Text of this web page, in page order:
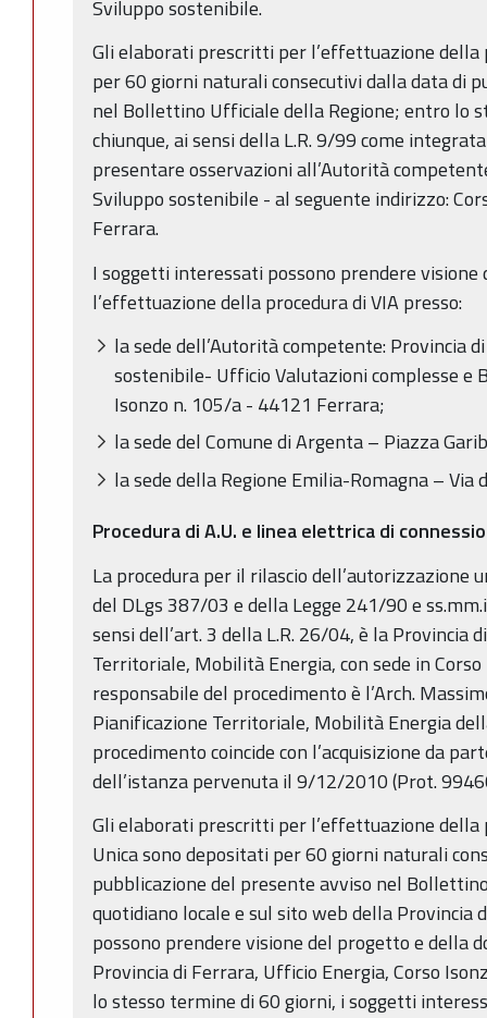
Sviluppo sostenibile.
Gli elaborati prescritti per l’effettuazione della
per 60 giorni naturali consecutivi dalla data di
nel Bollettino Ufficiale della Regione; entro lo
chiunque, ai sensi della L.R. 9/99 come
presentare osservazioni all’Autorità
Sviluppo sostenibile - al seguente indirizzo:
Ferrara.
I soggetti interessati possono prendere
l’effettuazione della procedura di VIA presso:
la sede dell’Autorità competente: Provincia
sostenibile- Ufficio Valutazioni complesse e
Isonzo n. 105/a - 44121 Ferrara;
la sede del Comune di Argenta – Piazza
la sede della Regione Emilia-Romagna –
Procedura di A.U. e linea elettrica di
La procedura per il rilascio dell’autorizzazione
del DLgs 387/03 e della Legge 241/90 e
sensi dell’art. 3 della L.R. 26/04, è la Provincia
Territoriale, Mobilità Energia, con sede in
responsabile del procedimento è l’Arch.
Pianificazione Territoriale, Mobilità Energia
procedimento coincide con l’acquisizione da
dell’istanza pervenuta il 9/12/2010 (Prot.
Gli elaborati prescritti per l’effettuazione della
Unica sono depositati per 60 giorni naturali
pubblicazione del presente avviso nel
quotidiano locale e sul sito web della Provincia
possono prendere visione del progetto e della
Provincia di Ferrara, Ufficio Energia, Corso
lo stesso termine di 60 giorni, i soggetti